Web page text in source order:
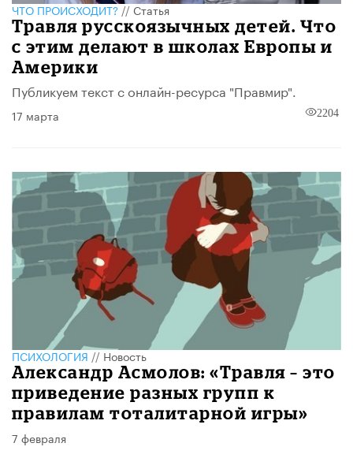
ЧТО ПРОИСХОДИТ?//Статья
Травля русскоязычных детей. Что
с этим делают в школах Европы и
Америки
Публикуем текст с онлайн-ресурса "Правмир".
17 марта 2204
ПСИХОЛОГИЯ//Новость
Александр Асмолов: «Травля – это
приведение разных групп к
правилам тоталитарной игры»
7 февраля